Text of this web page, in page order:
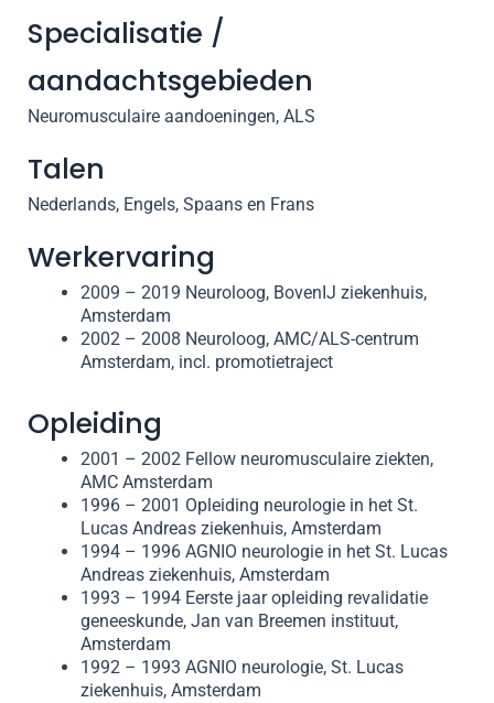
Specialisatie /
aandachtsgebieden
Neuromusculaire aandoeningen, ALS
Talen
Nederlands, Engels, Spaans en Frans
Werkervaring
2009 – 2019 Neuroloog, BovenIJ ziekenhuis,
Amsterdam
2002 – 2008 Neuroloog, AMC/ALS-centrum
Amsterdam, incl. promotietraject
Opleiding
2001 – 2002 Fellow neuromusculaire ziekten,
AMC Amsterdam
1996 – 2001 Opleiding neurologie in het St.
Lucas Andreas ziekenhuis, Amsterdam
1994 – 1996 AGNIO neurologie in het St. Lucas
Andreas ziekenhuis, Amsterdam
1993 – 1994 Eerste jaar opleiding revalidatie
geneeskunde, Jan van Breemen instituut,
Amsterdam
1992 – 1993 AGNIO neurologie, St. Lucas
ziekenhuis, Amsterdam